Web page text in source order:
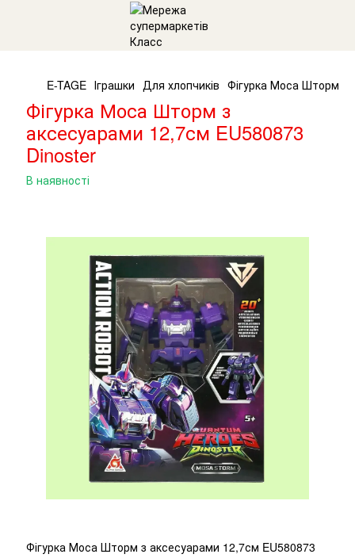
E-TAGE Іграшки Для хлопчиків Фігурка Моса Шторм з
Фігурка Моса Шторм з
аксесуарами 12,7см EU580873
Dinoster
В наявності
Фігурка Моса Шторм з аксесуарами 12,7см EU580873